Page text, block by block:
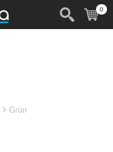
(
0
Grün